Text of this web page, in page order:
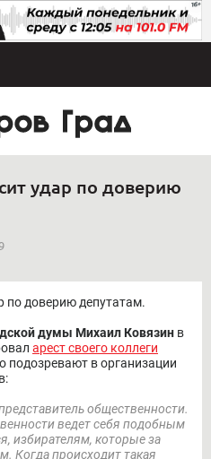
удар по доверию
по доверию депутатам.
думы Михаил Ковязин в
арест своего коллеги
подозревают в организации
общественности.
ведет себя подобным
избирателям, которые за
Когда происходит такая